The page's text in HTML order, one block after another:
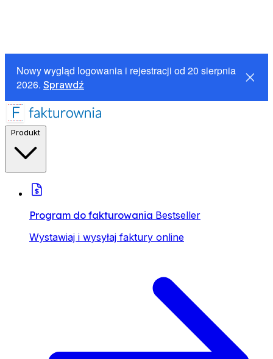
Nowy wygląd logowania i rejestracji od 20 sierpnia
2026. Sprawdź
Program do fakturowania Bestseller
Wystawiaj i wysyłaj faktury online